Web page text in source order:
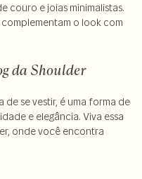
couro e joias minimalistas.
o look com
da Shoulder
de se vestir, é uma forma de
e elegância. Viva essa
onde você encontra